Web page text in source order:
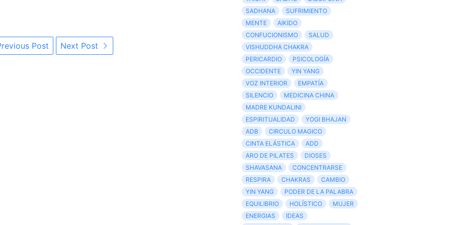
Post Next Post
SADHANA
SUFRIMIENTO
MENTE
AIKIDO
CONFUCIONISMO
SALUD
VISHUDDHA CHAKRA
PERICARDIO
PSICOLOGÍA
OCCIDENTE
YIN YANG
VOZ INTERIOR
EMPATÍA
SILENCIO
MEDICINA CHINA
MADRE KUNDALINI
ESPIRITUALIDAD
YOGI BHAJAN
ADB
CIRCULO MAGICO
CINTA ELÁSTICA
ADD
ARO DE PILATES
DIOSES
SHAVASANA
CONCENTRARSE
RESPIRA
CHAKRAS
CAMBIO
YIN YANG
PODER DE LA PALABRA
EQUILIBRIO
HOLÍSTICO
MUJER
ENERGIAS
IDEAS